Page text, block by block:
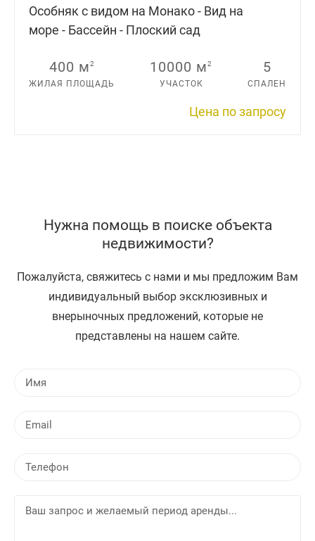
Особняк с видом на Монако - Вид на
море - Бассейн - Плоский сад
400 м2
ЖИЛАЯ ПЛОЩАДЬ
10000 м2
УЧАСТОК
5
СПАЛЕН
Цена по запросу
Нужна помощь в поиске объекта
недвижимости?
Пожалуйста, свяжитесь с нами и мы предложим Вам
индивидуальный выбор эксклюзивных и
внерыночных предложений, которые не
представлены на нашем сайте.
е
а